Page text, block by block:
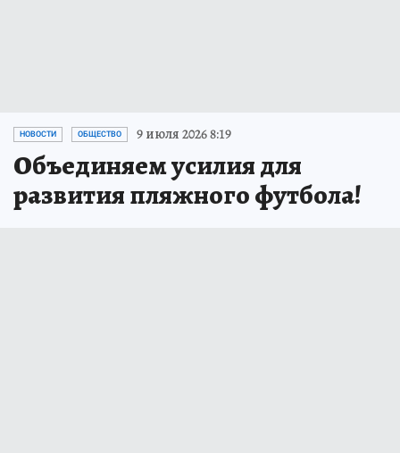
НОВОСТИ ОБЩЕСТВО 9 июля 2026 8:19
Объединяем усилия для
развития пляжного футбола!